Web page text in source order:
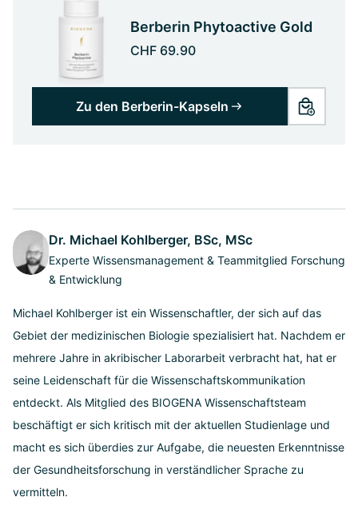
Berberin Phytoactive Gold
CHF 69.90
Zu den Berberin-Kapseln
Dr. Michael Kohlberger, BSc, MSc
Experte Wissensmanagement & Teammitglied Forschung
& Entwicklung
Michael Kohlberger ist ein Wissenschaftler, der sich auf das
Gebiet der medizinischen Biologie spezialisiert hat. Nachdem er
mehrere Jahre in akribischer Laborarbeit verbracht hat, hat er
seine Leidenschaft für die Wissenschaftskommunikation
entdeckt. Als Mitglied des BIOGENA Wissenschaftsteam
beschäftigt er sich kritisch mit der aktuellen Studienlage und
macht es sich überdies zur Aufgabe, die neuesten Erkenntnisse
der Gesundheitsforschung in verständlicher Sprache zu
vermitteln.